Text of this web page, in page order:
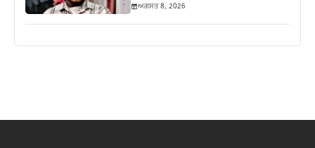
ਅਗਸਤ 8, 2026